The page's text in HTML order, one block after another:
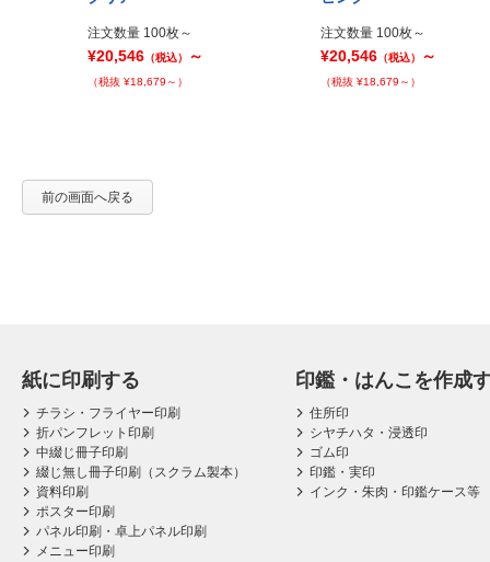
注文数量 100枚～
¥20,546 （税込） ～
（税抜 ¥18,679～）
注文数量 100枚～
¥20,546 （税込） ～
（税抜 ¥18,679～）
前の画面へ戻る
紙に印刷する
チラシ・フライヤー印刷
折パンフレット印刷
中綴じ冊子印刷
綴じ無し冊子印刷（スクラム製本）
資料印刷
ポスター印刷
パネル印刷・卓上パネル印刷
メニュー印刷
印鑑・はんこを作成
住所印
シヤチハタ・浸透印
ゴム印
印鑑・実印
インク・朱肉・印鑑ケース等